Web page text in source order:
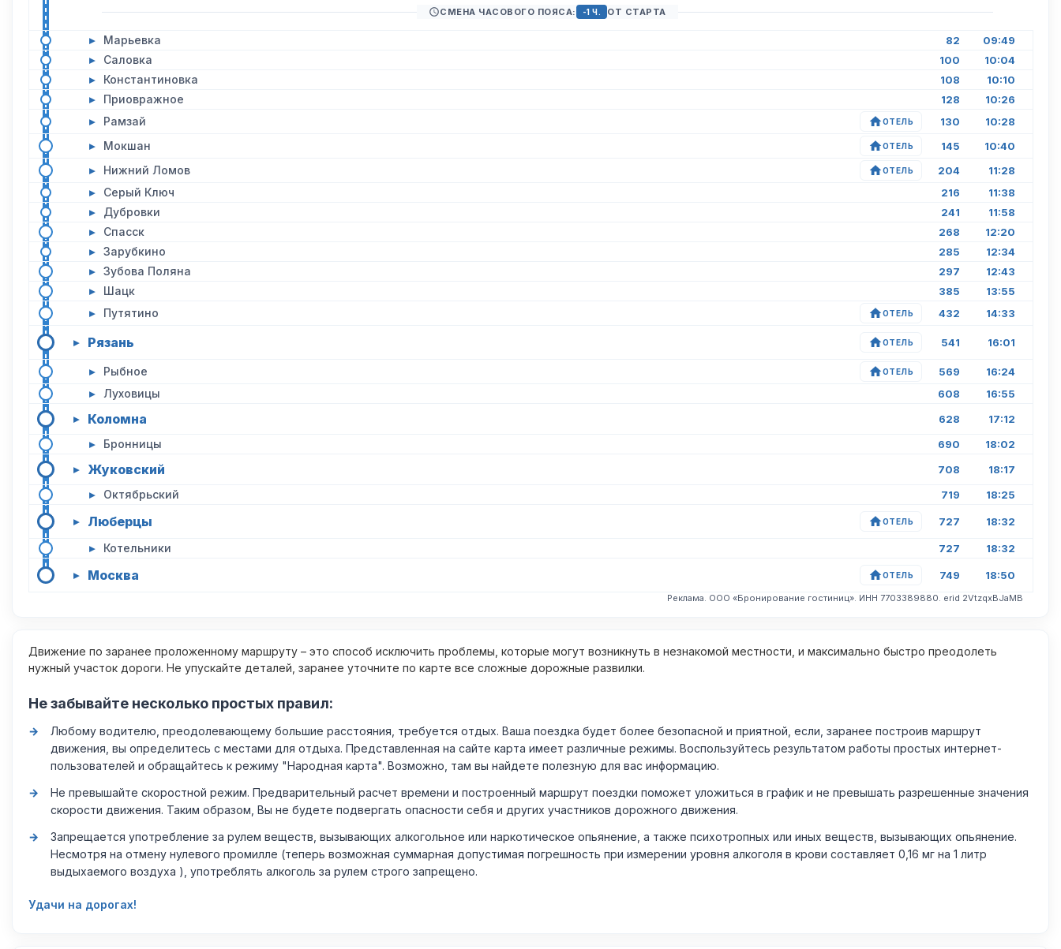
СМЕНА ЧАСОВОГО ПОЯСА: -1 Ч. ОТ СТАРТА
▸ Марьевка 82 09:49
▸ Саловка 100 10:04
▸ Константиновка 108 10:10
▸ Приовражное 128 10:26
▸ Рамзай ОТЕЛЬ 130 10:28
▸ Мокшан ОТЕЛЬ 145 10:40
▸ Нижний Ломов ОТЕЛЬ 204 11:28
▸ Серый Ключ 216 11:38
▸ Дубровки 241 11:58
▸ Спасск 268 12:20
▸ Зарубкино 285 12:34
▸ Зубова Поляна 297 12:43
▸ Шацк 385 13:55
▸ Путятино ОТЕЛЬ 432 14:33
▸ Рязань ОТЕЛЬ 541 16:01
▸ Рыбное ОТЕЛЬ 569 16:24
▸ Луховицы 608 16:55
▸ Коломна 628 17:12
▸ Бронницы 690 18:02
▸ Жуковский 708 18:17
▸ Октябрьский 719 18:25
▸ Люберцы ОТЕЛЬ 727 18:32
▸ Котельники 727 18:32
▸ Москва ОТЕЛЬ 749 18:50
Реклама. ООО «Бронирование гостиниц». ИНН 7703389880. erid 2VtzqxBJaMB
Движение по заранее проложенному маршруту – это способ исключить проблемы, которые могут возникнуть в незнакомой местности, и максимально быстро преодолеть
нужный участок дороги. Не упускайте деталей, заранее уточните по карте все сложные дорожные развилки.
Не забывайте несколько простых правил:
Любому водителю, преодолевающему большие расстояния, требуется отдых. Ваша поездка будет более безопасной и приятной, если, заранее построив маршрут
движения, вы определитесь с местами для отдыха. Представленная на сайте карта имеет различные режимы. Воспользуйтесь результатом работы простых интернет-
пользователей и обращайтесь к режиму "Народная карта". Возможно, там вы найдете полезную для вас информацию.
Не превышайте скоростной режим. Предварительный расчет времени и построенный маршрут поездки поможет уложиться в график и не превышать разрешенные значения
скорости движения. Таким образом, Вы не будете подвергать опасности себя и других участников дорожного движения.
Запрещается употребление за рулем веществ, вызывающих алкогольное или наркотическое опьянение, а также психотропных или иных веществ, вызывающих опьянение.
Несмотря на отмену нулевого промилле (теперь возможная суммарная допустимая погрешность при измерении уровня алкоголя в крови составляет 0,16 мг на 1 литр
выдыхаемого воздуха ), употреблять алкоголь за рулем строго запрещено.
Удачи на дорогах!